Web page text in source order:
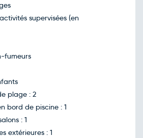
supervisées (en
fumeurs
plage : 2
bord de piscine : 1
: 1
extérieures : 1